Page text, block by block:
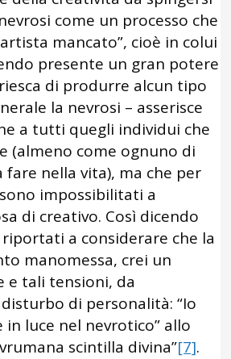
come un processo che
mancato”, cioè in colui
presente un gran potere
di produrre alcun tipo
la nevrosi – asserisce
a tutti quegli individui che
(almeno come ognuno di
nella vita), ma che per
impossibilitati a
di creativo. Così dicendo
a considerare che la
manomessa, crei un
e tali tensioni, da
di personalità: “Io
luce nel nevrotico” allo
scintilla divina”[7].